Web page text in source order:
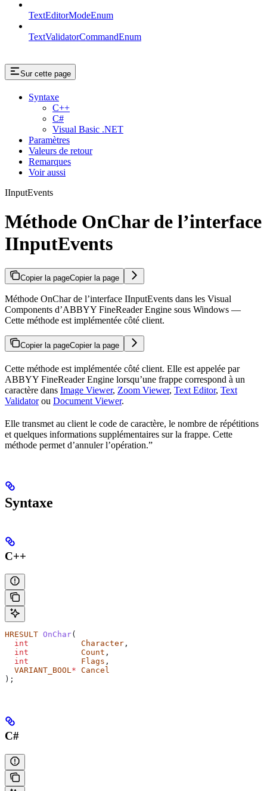
TextEditorModeEnum
TextValidatorCommandEnum
Sur cette page
Syntaxe
C++
C#
Visual Basic .NET
Paramètres
Valeurs de retour
Remarques
Voir aussi
IInputEvents
Méthode OnChar de l’interface
IInputEvents
Copier la pageCopier la page
Méthode OnChar de l’interface IInputEvents dans les Visual
Components d’ABBYY FineReader Engine sous Windows —
Cette méthode est implémentée côté client.
Copier la pageCopier la page
Cette méthode est implémentée côté client. Elle est appelée par
ABBYY FineReader Engine lorsqu’une frappe correspond à un
caractère dans Image Viewer, Zoom Viewer, Text Editor, Text
Validatorou Document Viewer.
Elle transmet au client le code de caractère, le nombre de répétitions
et quelques informations supplémentaires sur la frappe. Cette
méthode permet d’annuler l’opération.”
Syntaxe
C++
HRESULT OnChar(
  int
           Character
,
  int
           Count
,
  int
           Flags
,
  VARIANT_BOOL
* Cancel
);
C#